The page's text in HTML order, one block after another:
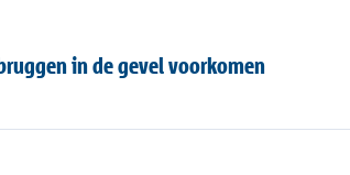
in de gevel voorkomen